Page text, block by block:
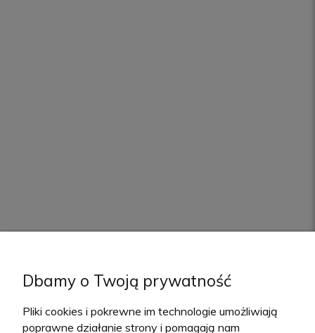
Dbamy o Twoją prywatność
Pliki cookies i pokrewne im technologie umożliwiają
poprawne działanie strony i pomagają nam